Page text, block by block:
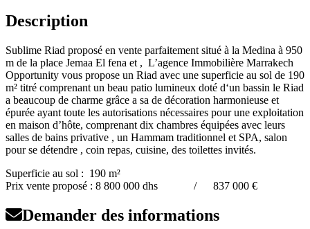
Description
Sublime Riad proposé en vente parfaitement situé à la Medina à 950
m de la place Jemaa El fena et , L’agence Immobilière Marrakech
Opportunity vous propose un Riad avec une superficie au sol de 190
m² titré comprenant un beau patio lumineux doté d‘un bassin le Riad
a beaucoup de charme grâce a sa de décoration harmonieuse et
épurée ayant toute les autorisations nécessaires pour une exploitation
en maison d’hôte, comprenant dix chambres équipées avec leurs
salles de bains privative , un Hammam traditionnel et SPA, salon
pour se détendre , coin repas, cuisine, des toilettes invités.
Superficie au sol : 190 m²
Prix vente proposé : 8 800 000 dhs / 837 000 €
Demander des informations